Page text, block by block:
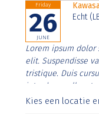
Friday
26
JUNE
Echt
Lorem ipsum
elit. Suspendisse
tristique. Duis
interdum nulla, ut
Aenean faucibus
Kies een locatie